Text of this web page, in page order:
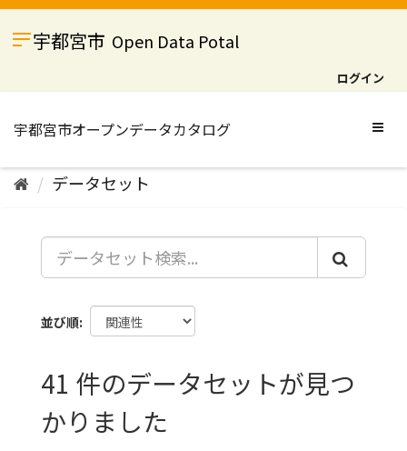
ス
宇都宮市 Open Data Potal
ログイン
データセット
並び順
41 件のデータセットが見つ
かりました